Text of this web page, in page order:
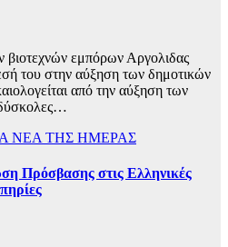
βιοτεχνών εμπόρων Αργολιδας
του στην αύξηση των δημοτικών
από την αύξηση των
ΝΕΑ ΤΗΣ ΗΜΕΡΑΣ
Πρόσβασης στις Ελληνικές